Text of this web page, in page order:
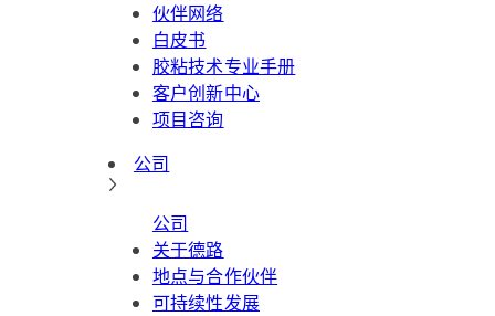
伙伴网络
白皮书
胶粘技术专业手册
客户创新中心
项目咨询
公司
公司
关于德路
地点与合作伙伴
可持续性发展